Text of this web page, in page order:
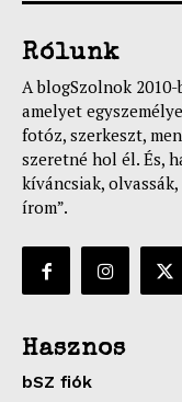
Rólunk
A blogSzolnok
amelyet
fotóz, szerkeszt,
szeretné hol él. És,
kíváncsiak,
írom”.
Hasznos
bSZ fiók